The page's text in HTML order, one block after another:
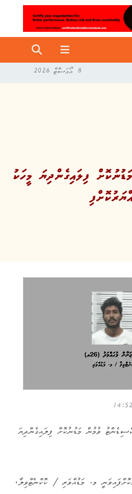
8 އޯގަސްޓް 2026
ފިލައިގެންދިޔަ މީހަކު
ވުމުން މަޑުނުކޮށް ފިލައިގެންދިޔަ
މ. މަޑުއްވަރި / ކޮކްނެޓްވިލާ،